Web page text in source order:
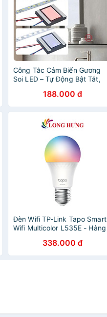
Công Tắc Cảm Biến Gương
Soi LED – Tự Động Bật Tắt,
188.000 đ
Đèn Wifi TP-Link Tapo Smart
Wifi Multicolor L535E - Hàng
338.000 đ